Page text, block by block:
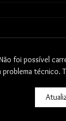
foi possível
problema técnico.